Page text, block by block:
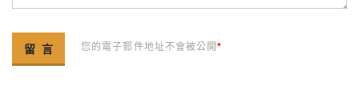
您的電子郵件地址不會被公開*